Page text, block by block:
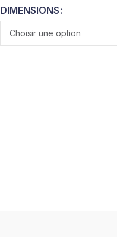
DIMENSIONS